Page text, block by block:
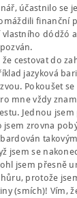
účastnilo se
finanční
vlastního dódžó
cestovat do
jazyková
Pokoušet
mne vždy
Jednou jsem
jsem zrovna
jsem se
jsem přesně
protože
(smích)! Vím,